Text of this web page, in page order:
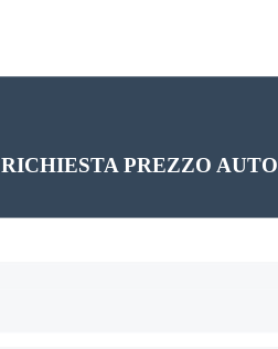
RICHIESTA PREZZO AUTO